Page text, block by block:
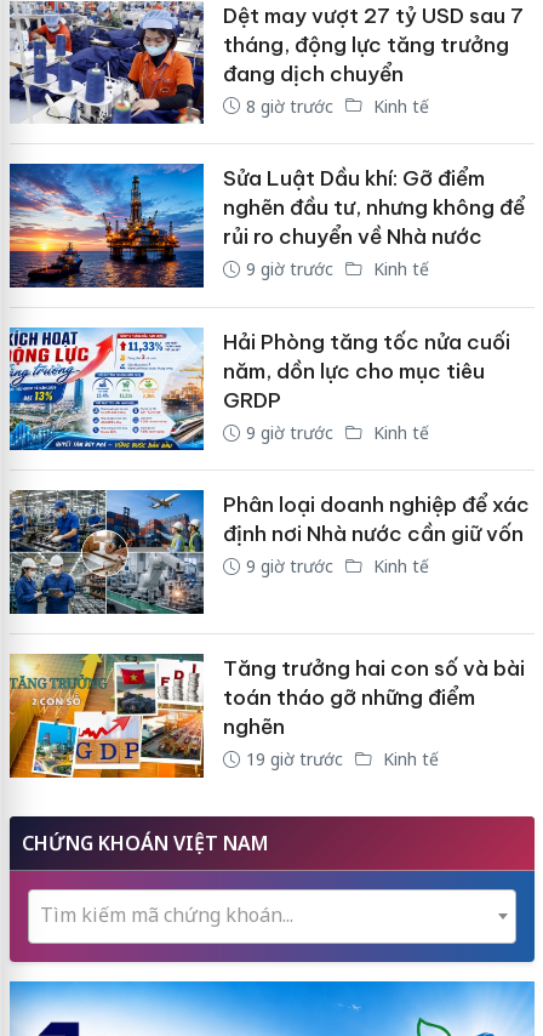
Dệt may vượt 27 tỷ USD sau 7
tháng, động lực tăng trưởng
đang dịch chuyển
8 giờ trước Kinh tế
Sửa Luật Dầu khí: Gỡ điểm
nghẽn đầu tư, nhưng không để
rủi ro chuyển về Nhà nước
9 giờ trước Kinh tế
Hải Phòng tăng tốc nửa cuối
năm, dồn lực cho mục tiêu
GRDP
9 giờ trước Kinh tế
Phân loại doanh nghiệp để xác
định nơi Nhà nước cần giữ vốn
9 giờ trước Kinh tế
Tăng trưởng hai con số và bài
toán tháo gỡ những điểm
nghẽn
19 giờ trước Kinh tế
CHỨNG KHOÁN VIỆT NAM
Tìm kiếm mã chứng khoán...